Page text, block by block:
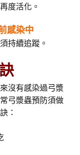
度活化。
感染中
持續追蹤。
沒有感染過弓漿
弓漿蟲預防須做
：